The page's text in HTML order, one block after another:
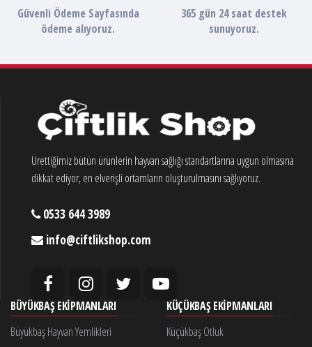
Güvenli Ödeme Sayfasında
ödeme alıyoruz.
365 gün 24 saat destek
sunuyoruz.
Ürettiğimiz bütün ürünlerin hayvan sağlığı standartlarına uygun olmasına
dikkat ediyor, en elverişli ortamların oluşturulmasını sağlıyoruz.
0533 644 3989
info@ciftlikshop.com
BÜYÜKBAŞ EKIPMANLARI
Büyükbaş Hayvan Yemlikleri
KÜÇÜKBAŞ EKIPMANLARI
Küçükbaş Otluk